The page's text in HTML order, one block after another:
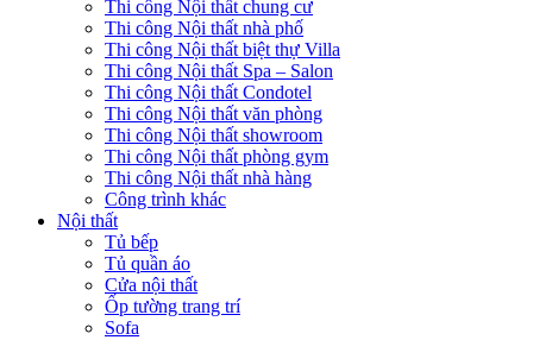
Thi công Nội thất chung cư
Thi công Nội thất nhà phố
Thi công Nội thất biệt thự Villa
Thi công Nội thất Spa – Salon
Thi công Nội thất Condotel
Thi công Nội thất văn phòng
Thi công Nội thất showroom
Thi công Nội thất phòng gym
Thi công Nội thất nhà hàng
Công trình khác
Nội thất
Tủ bếp
Tủ quần áo
Cửa nội thất
Ốp tường trang trí
Sofa